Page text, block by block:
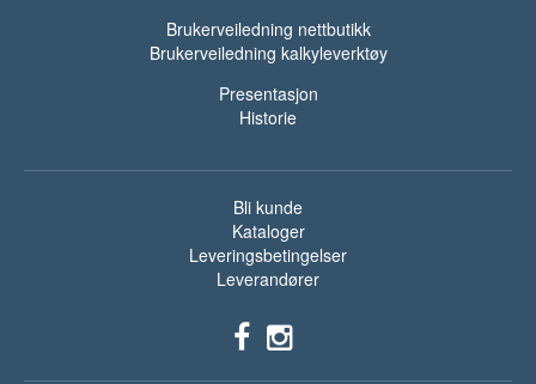
Brukerveiledning nettbutikk
Brukerveiledning kalkyleverktøy
Presentasjon
Historie
Bli kunde
Kataloger
Leveringsbetingelser
Leverandører